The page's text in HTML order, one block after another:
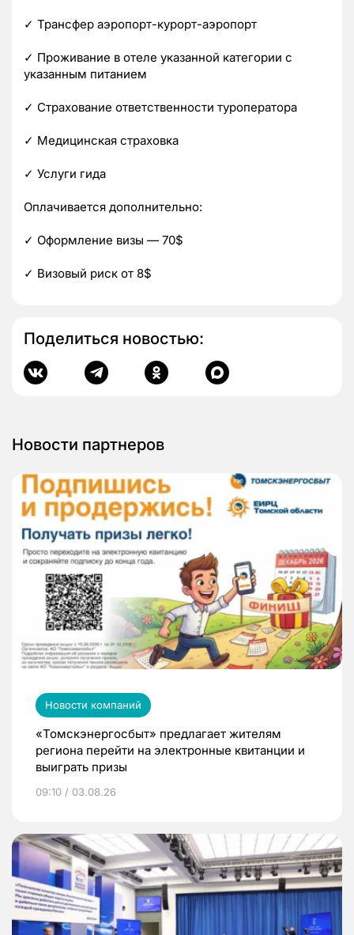
✓ Трансфер аэропорт-курорт-аэропорт
✓ Проживание в отеле указанной категории с
указанным питанием
✓ Страхование ответственности туроператора
✓ Медицинская страховка
✓ Услуги гида
Оплачивается дополнительно:
✓ Оформление визы — 70$
✓ Визовый риск от 8$
Поделиться новостью:
Новости партнеров
Новости компаний
«Томскэнергосбыт» предлагает жителям
региона перейти на электронные квитанции и
выиграть призы
09:10 / 03.08.26